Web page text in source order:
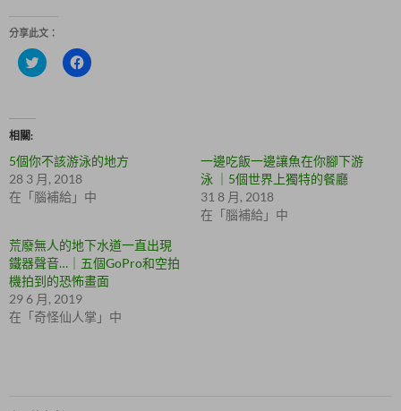
分享此文：
分
享
e
r
(
在
新
開
啟
)
按
一
a
c
b
o
在
新
視
窗
中
啟
)
相關
5個你不該游泳的地方
28 3 月, 2018
在「腦補給」中
一邊吃飯一邊讓魚在你腳下游
泳 ｜5個世界上獨特的餐廳
31 8 月, 2018
在「腦補給」中
荒廢無人的地下水道一直出現
鐵器聲音…｜五個GoPro和空拍
機拍到的恐怖畫面
29 6 月, 2019
在「奇怪仙人掌」中